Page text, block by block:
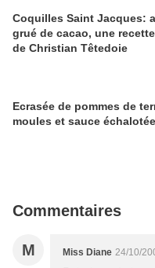
Coquilles Saint Jacques:
grué de cacao, une
de Christian Têtedoie
Ecrasée de pommes de
moules et sauce échalotée
Commentaires
M Miss Diane 24/10/